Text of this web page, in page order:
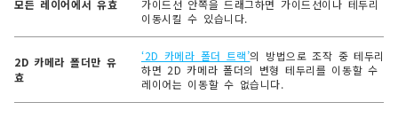
모든 레이어에서 유효
가이드선 안쪽을 드래그하면 가이드선이나 테두리 안
이동시킬 수 있습니다.
2D 카메라 폴더만 유
효
‘2D 카메라 폴더 트랙’의 방법으로 조작 중 테두리
하면 2D 카메라 폴더의 변형 테두리를 이동할 수 있
레이어는 이동할 수 없습니다.